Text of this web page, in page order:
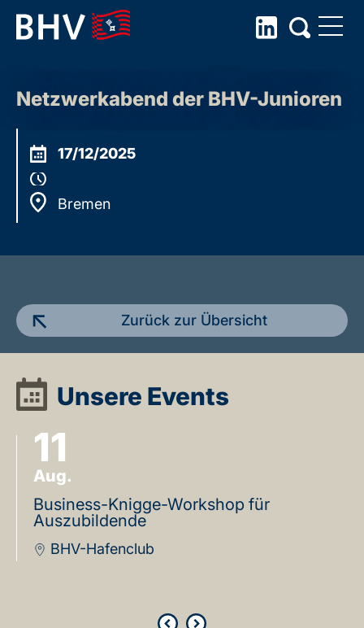
Netzwerkabend der BHV-Junioren
17/12/2025
Bremen
Zurück zur Übersicht
Unsere Events
11
Aug.
Business-Knigge-Workshop für
Auszubildende
BHV-Hafenclub